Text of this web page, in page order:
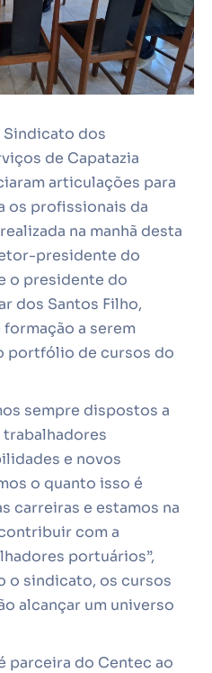
dos
de Capatazia
articulações para
os profissionais da
na manhã desta
presidente do
o presidente do
dos Santos Filho,
a serem
portfólio de cursos do
sempre dispostos a
e novos
o quanto isso é
carreiras e estamos na
com a
portuários”,
o sindicato, os cursos
alcançar um universo
parceira do Centec ao